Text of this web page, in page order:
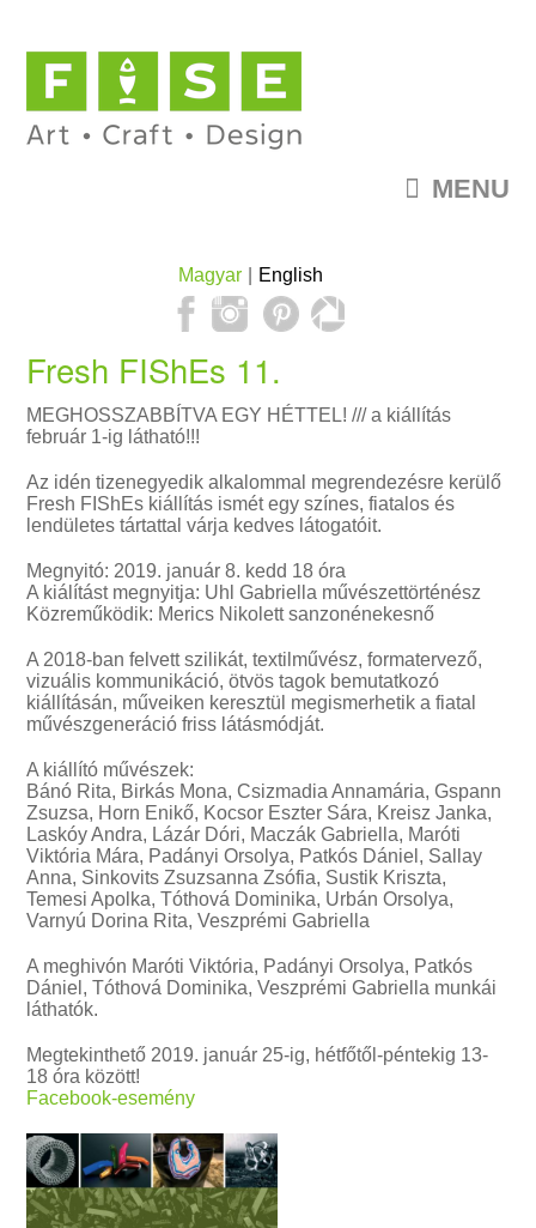
Magyar English
MENU
Fresh FIShEs 11.
MEGHOSSZABBÍTVA EGY HÉTTEL! /// a kiállítás
február 1-ig látható!!!
Az idén tizenegyedik alkalommal megrendezésre kerülő
Fresh FIShEs kiállítás ismét egy színes, fiatalos és
lendületes tártattal várja kedves látogatóit.
Megnyitó: 2019. január 8. kedd 18 óra
A kiálítást megnyitja: Uhl Gabriella művészettörténész
Közreműködik: Merics Nikolett sanzonénekesnő
A 2018-ban felvett szilikát, textilművész, formatervező,
vizuális kommunikáció, ötvös tagok bemutatkozó
kiállításán, műveiken keresztül megismerhetik a fiatal
művészgeneráció friss látásmódját.
A kiállító művészek:
Bánó Rita, Birkás Mona, Csizmadia Annamária, Gspann
Zsuzsa, Horn Enikő, Kocsor Eszter Sára, Kreisz Janka,
Laskóy Andra, Lázár Dóri, Maczák Gabriella, Maróti
Viktória Mára, Padányi Orsolya, Patkós Dániel, Sallay
Anna, Sinkovits Zsuzsanna Zsófia, Sustik Kriszta,
Temesi Apolka, Tóthová Dominika, Urbán Orsolya,
Varnyú Dorina Rita, Veszprémi Gabriella
A meghivón Maróti Viktória, Padányi Orsolya, Patkós
Dániel, Tóthová Dominika, Veszprémi Gabriella munkái
láthatók.
Megtekinthető 2019. január 25-ig, hétfőtől-péntekig 13-
18 óra között!
Facebook-esemény